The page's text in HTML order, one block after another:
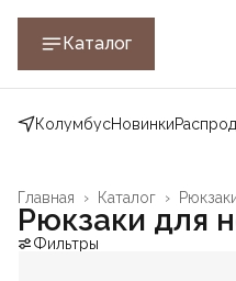
Каталог
КолумбусНовинки
Каталог ›
Главная ›
Рюкзаки для
Фильтры